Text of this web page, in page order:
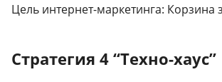
Цель интернет-маркетинга: Корзина
Стратегия 4 “Техно-хаус”